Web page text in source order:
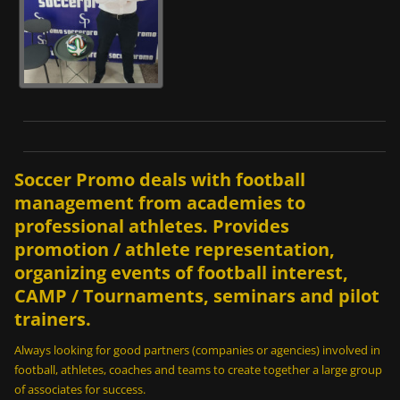
Soccer Promo deals with football
management from academies to
professional athletes. Provides
promotion / athlete representation,
organizing events of football interest,
CAMP / Tournaments, seminars and pilot
trainers.
Always looking for good partners (companies or agencies) involved in
football, athletes, coaches and teams to create together a large group
of associates for success.